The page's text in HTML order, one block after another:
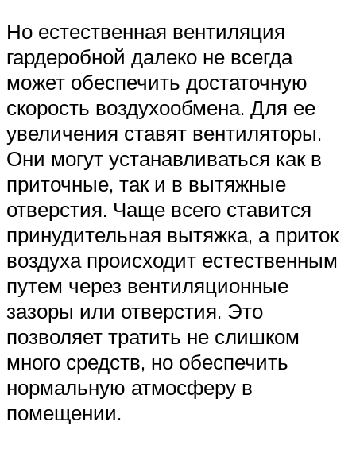
Но естественная вентиляция
гардеробной далеко не всегда
может обеспечить достаточную
скорость воздухообмена. Для ее
увеличения ставят вентиляторы.
Они могут устанавливаться как в
приточные, так и в вытяжные
отверстия. Чаще всего ставится
принудительная вытяжка, а приток
воздуха происходит естественным
путем через вентиляционные
зазоры или отверстия. Это
позволяет тратить не слишком
много средств, но обеспечить
нормальную атмосферу в
помещении.